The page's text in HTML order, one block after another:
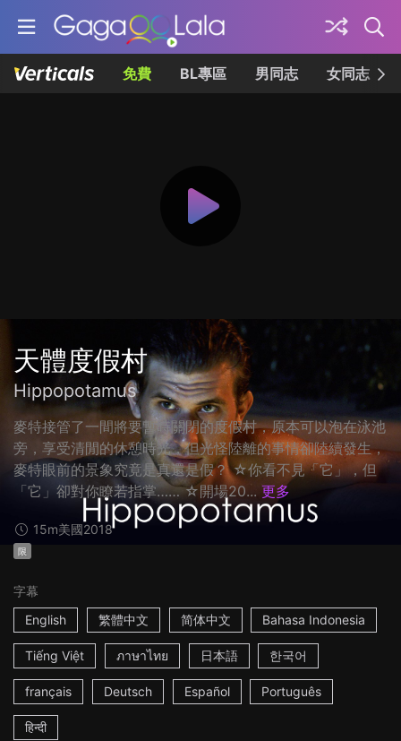
免費 BL專區 男同志 女同志
天體度假村
Hippopotamus
麥特接管了一間將要暫時關閉的度假村，原本可以泡在泳池
旁，享受清閒的休憩時光，但光怪陸離的事情卻陸續發生，
麥特眼前的景象究竟是真還是假？ ☆你看不見「它」，但
「它」卻對你瞭若指掌…… ☆開場20... 更多
15m美國2018
限
字幕
English
繁體中文 简体中文 Bahasa Indonesia
Tiếng Việt ภาษาไทย 日本語 한국어
français Deutsch Español Português
हिन्दी